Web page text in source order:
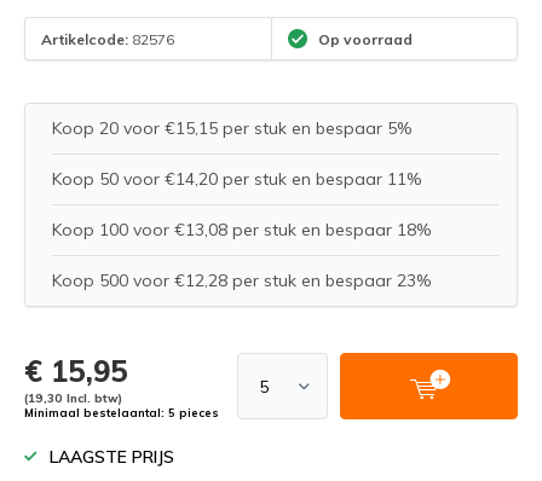
Artikelcode: 82576 Op voorraad
Koop 20 voor €15,15 per stuk en bespaar 5%
Koop 50 voor €14,20 per stuk en bespaar 11%
Koop 100 voor €13,08 per stuk en bespaar 18%
Koop 500 voor €12,28 per stuk en bespaar 23%
€ 15,95
(19,30 Incl. btw)
Minimaal bestelaantal: 5 pieces
LAAGSTE PRIJS